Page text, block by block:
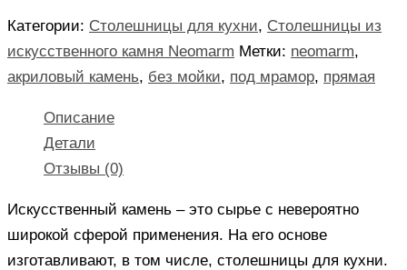
Категории: Столешницы для кухни, Столешницы из
искусственного камня Neomarm Метки: neomarm,
акриловый камень, без мойки, под мрамор, прямая
Описание
Детали
Отзывы (0)
Искусственный камень – это сырье с невероятно
широкой сферой применения. На его основе
изготавливают, в том числе, столешницы для кухни.